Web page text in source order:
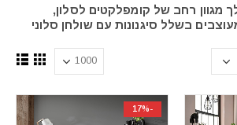
מגוון רחב של קומפלקטים לסלון,
בשלל סיגנונות עם שולחן סלוני
-17%